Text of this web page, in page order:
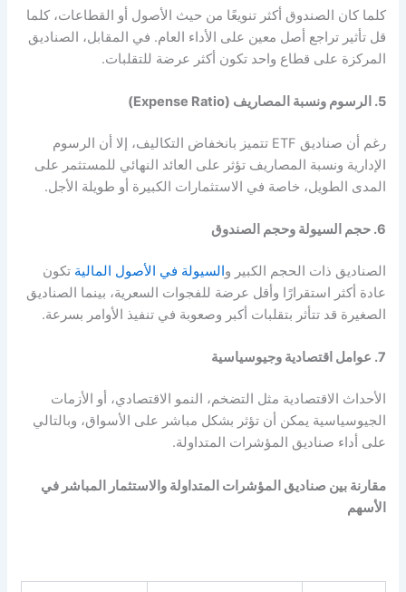
كلما كان الصندوق أكثر تنويعًا من حيث الأصول أو القطاعات، كلما
قل تأثير تراجع أصل معين على الأداء العام. في المقابل، الصناديق
المركزة على قطاع واحد تكون أكثر عرضة للتقلبات.
5. الرسوم ونسبة المصاريف (Expense Ratio)
رغم أن صناديق ETF تتميز بانخفاض التكاليف، إلا أن الرسوم
الإدارية ونسبة المصاريف تؤثر على العائد النهائي للمستثمر على
المدى الطويل، خاصة في الاستثمارات الكبيرة أو طويلة الأجل.
6. حجم السيولة وحجم الصندوق
الصناديق ذات الحجم الكبير والسيولة في الأصول الماليةتكون
عادة أكثر استقرارًا وأقل عرضة للفجوات السعرية، بينما الصناديق
الصغيرة قد تتأثر بتقلبات أكبر وصعوبة في تنفيذ الأوامر بسرعة.
7. عوامل اقتصادية وجيوسياسية
الأحداث الاقتصادية مثل التضخم، النمو الاقتصادي، أو الأزمات
الجيوسياسية يمكن أن تؤثر بشكل مباشر على الأسواق، وبالتالي
على أداء صناديق المؤشرات المتداولة.
مقارنة بين صناديق المؤشرات المتداولة والاستثمار المباشر في
الأسهم